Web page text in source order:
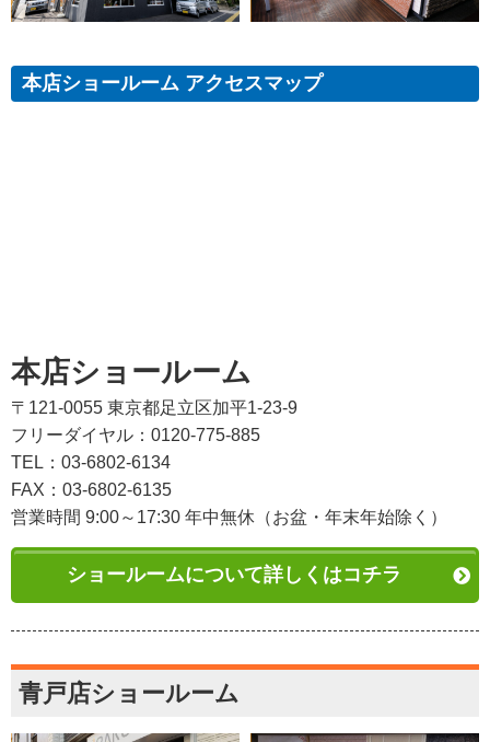
本店ショールーム アクセスマップ
本店ショールーム
〒121-0055 東京都足立区加平1-23-9
フリーダイヤル：0120-775-885
TEL：03-6802-6134
FAX：03-6802-6135
営業時間 9:00～17:30 年中無休（お盆・年末年始除く）
ショールームについて詳しくはコチラ
青戸店ショールーム